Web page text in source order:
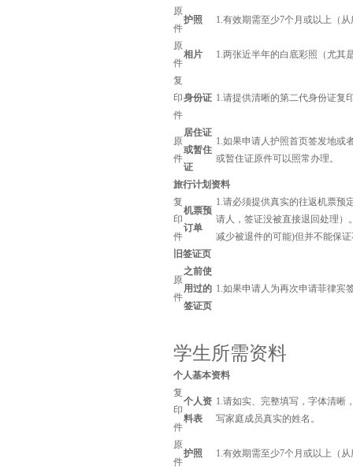
原
件
护照 1.有效期需至少7个月或以上（
原
件
相片 1.两张近半年的白底彩照（尤其
复
印
件
身份证 1.请提供清晰的第二代身份证复
原
件
居住证
或暂住
证
1.如果申请人护照首页签发地或
或暂住证原件可以照常办理。
旅行计划资料
复
印
件
机票预
订单
1.请必须提供真实的往返机票预
请人，签证没被直接退回处理
减少被退件的可能)但并不能保
旧签证页
原
件
之前使
用过的
签证页
1.如果申请人为再次申请菲律宾
学生所需资料
个人基本资料
复
印
件
个人资
料表
1.请如实、完整填写，字体清晰
写家庭成员真实的姓名。
原
件
护照 1.有效期需至少7个月或以上（